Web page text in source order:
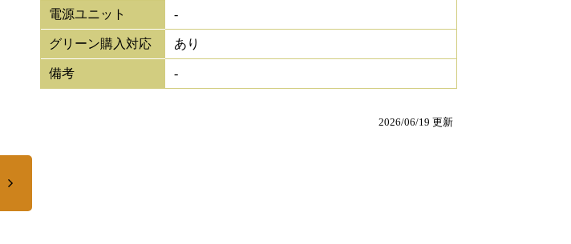
電源ユニット -
グリーン購入対応 あり
備考 -
2026/06/19 更新